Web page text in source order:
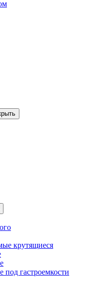
крутящиеся
гастроемкости